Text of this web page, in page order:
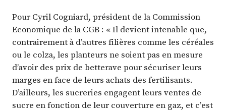
Pour Cyril Cogniard, président de la Commission
Economique de la CGB : « Il devient intenable que,
contrairement à d’autres filières comme les céréales
ou le colza, les planteurs ne soient pas en mesure
d’avoir des prix de betterave pour sécuriser leurs
marges en face de leurs achats des fertilisants.
D’ailleurs, les sucreries engagent leurs ventes de
sucre en fonction de leur couverture en gaz, et c’est